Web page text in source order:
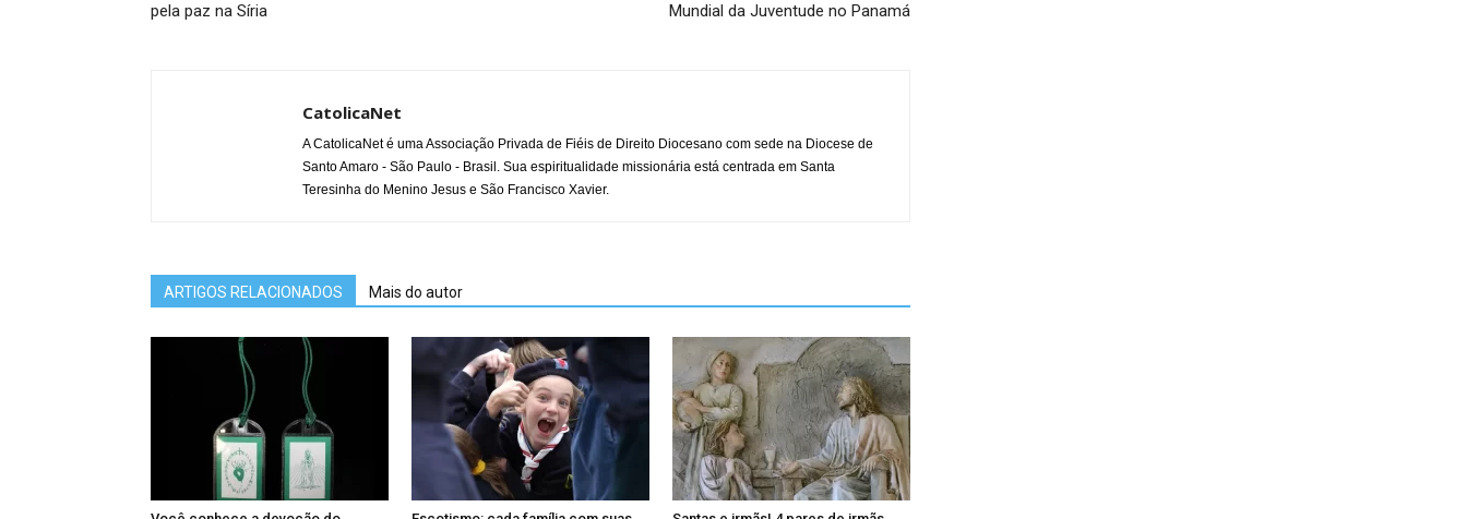
pela paz na Síria
Mundial da Juventude no Panamá
CatolicaNet
A CatolicaNet é uma Associação Privada de Fiéis de Direito Diocesano com sede na Diocese de
Santo Amaro - São Paulo - Brasil. Sua espiritualidade missionária está centrada em Santa
Teresinha do Menino Jesus e São Francisco Xavier.
ARTIGOS RELACIONADOS Mais do autor